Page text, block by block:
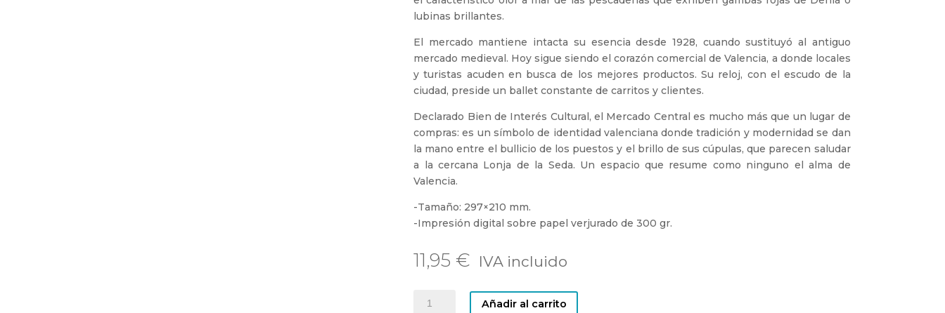
lubinas brillantes.
El mercado mantiene intacta su esencia desde 1928, cuando sustituyó al antiguo
mercado medieval. Hoy sigue siendo el corazón comercial de Valencia, a donde locales
y turistas acuden en busca de los mejores productos. Su reloj, con el escudo de la
ciudad, preside un ballet constante de carritos y clientes.
Declarado Bien de Interés Cultural, el Mercado Central es mucho más que un lugar de
compras: es un símbolo de identidad valenciana donde tradición y modernidad se dan
la mano entre el bullicio de los puestos y el brillo de sus cúpulas, que parecen saludar
a la cercana Lonja de la Seda. Un espacio que resume como ninguno el alma de
Valencia.
-Tamaño: 297×210 mm.
-Impresión digital sobre papel verjurado de 300 gr.
11,95 €
MERCADO
Añadir al carrito